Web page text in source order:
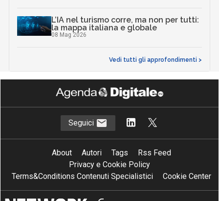
L’IA nel turismo corre, ma non per tutti:
la mappa italiana e globale
08 Mag 2026
Vedi tutti gli approfondimenti >
Seguici
About Autori Tags
Rss Feed
Privacy e Cookie Policy
Terms&Conditions Contenuti Specialistici
Cookie Center